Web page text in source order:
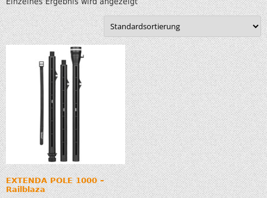
EXTENDA POLE 1000 –
Railblaza